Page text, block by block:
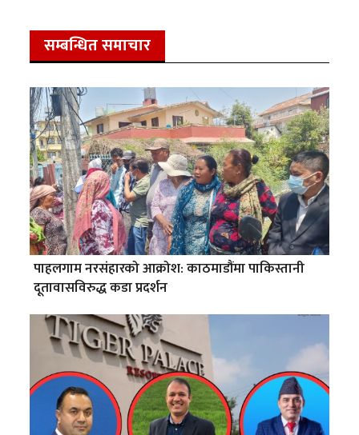
सम्बन्धित समाचार
पाहलगाम नरसंहारको आक्रोश: काठमाडौंमा पाकिस्तानी
दूतावासविरुद्ध कडा प्रदर्शन